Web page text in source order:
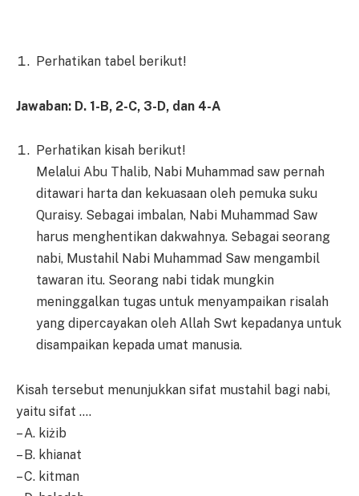
Perhatikan tabel berikut!
Jawaban: D. 1-B, 2-C, 3-D, dan 4-A
Perhatikan kisah berikut!
Melalui Abu Thalib, Nabi Muhammad saw pernah
ditawari harta dan kekuasaan oleh pemuka suku
Quraisy. Sebagai imbalan, Nabi Muhammad Saw
harus menghentikan dakwahnya. Sebagai seorang
nabi, Mustahil Nabi Muhammad Saw mengambil
tawaran itu. Seorang nabi tidak mungkin
meninggalkan tugas untuk menyampaikan risalah
yang dipercayakan oleh Allah Swt kepadanya untuk
disampaikan kepada umat manusia.
Kisah tersebut menunjukkan sifat mustahil bagi nabi,
yaitu sifat ….
– A. kiżib
– B. khianat
– C. kitman